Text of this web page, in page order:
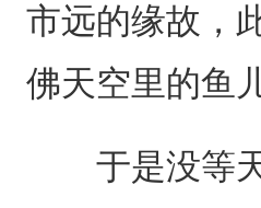
市远的缘故，
佛天空里的鱼
于是没等天